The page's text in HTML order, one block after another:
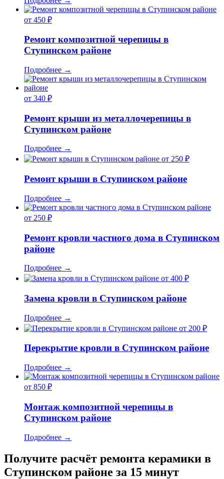
от 450 ₽
Ремонт композитной черепицы в
Ступинском районе
Подробнее →
от 340 ₽
Ремонт крыши из металлочерепицы в
Ступинском районе
Подробнее →
от 250 ₽
Ремонт крыши в Ступинском районе
Подробнее →
от 250 ₽
Ремонт кровли частного дома в Ступинском
районе
Подробнее →
от 400 ₽
Замена кровли в Ступинском районе
Подробнее →
от 200 ₽
Перекрытие кровли в Ступинском районе
Подробнее →
от 850 ₽
Монтаж композитной черепицы в
Ступинском районе
Подробнее →
Получите расчёт ремонта керамики в
Ступинском районе за 15 минут